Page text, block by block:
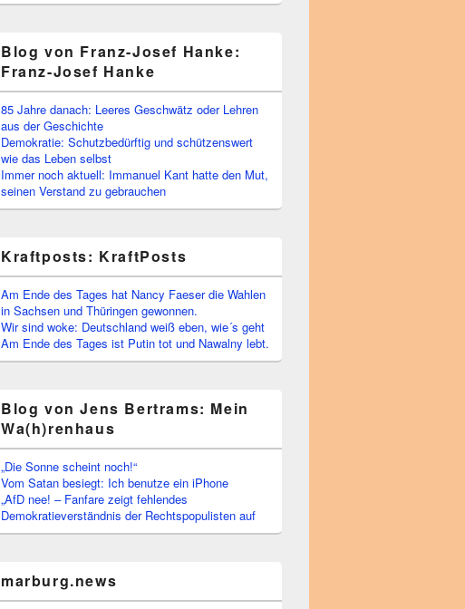
Blog von Franz-Josef Hanke:
Franz-Josef Hanke
85 Jahre danach: Leeres Geschwätz oder Lehren
aus der Geschichte
Demokratie: Schutzbedürftig und schützenswert
wie das Leben selbst
Immer noch aktuell: Immanuel Kant hatte den Mut,
seinen Verstand zu gebrauchen
Kraftposts: KraftPosts
Am Ende des Tages hat Nancy Faeser die Wahlen
in Sachsen und Thüringen gewonnen.
Wir sind woke: Deutschland weiß eben, wie´s geht
Am Ende des Tages ist Putin tot und Nawalny lebt.
Blog von Jens Bertrams: Mein
Wa(h)renhaus
„Die Sonne scheint noch!“
Vom Satan besiegt: Ich benutze ein iPhone
„AfD nee! – Fanfare zeigt fehlendes
Demokratieverständnis der Rechtspopulisten auf
marburg.news